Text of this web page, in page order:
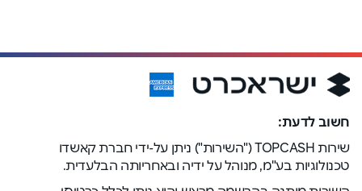
חשוב לדעת:
שירות TOPCASH ("השירות") ניתן על-ידי חברת קאשדו
טכנולוגיות בע"מ, מנוהל על ידיה ובאחריותה הבלעדית.